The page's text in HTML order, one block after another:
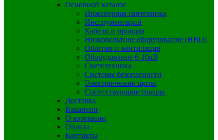
Основной каталог
Инженерная сантехника
Инструментарий
Кабели и провода
Низковольтное оборудование (НВО)
Обогрев и вентиляция
Оборудование 6-10кВ
Светотехника
Системы безопасности
Электрические щиты
Сопутствующие товары
Доставка
Вакансии
О компании
Оплата
Контакты